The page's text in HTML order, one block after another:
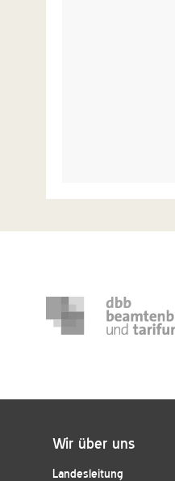
Wir über uns
Landesleitung